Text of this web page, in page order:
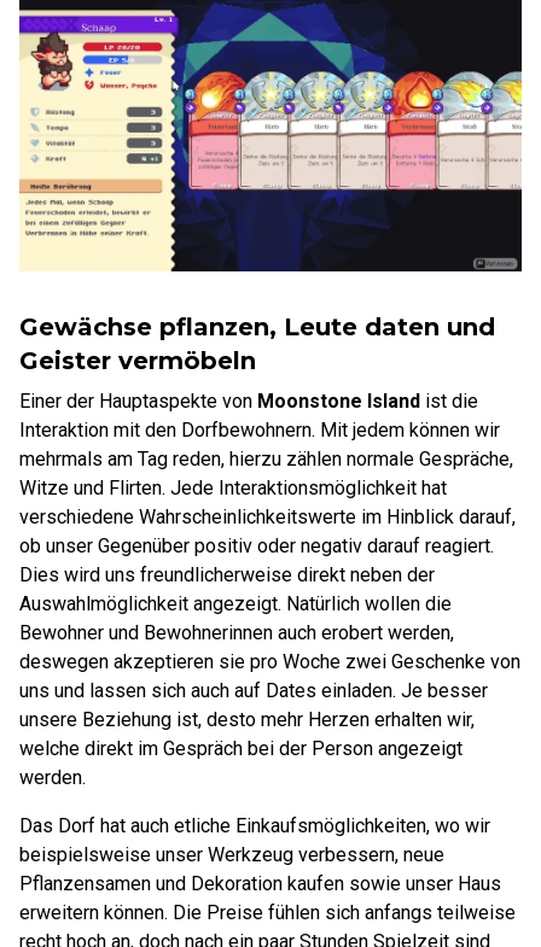
Gewächse pflanzen, Leute daten und
Geister vermöbeln
Einer der Hauptaspekte von Moonstone Island ist die
Interaktion mit den Dorfbewohnern. Mit jedem können wir
mehrmals am Tag reden, hierzu zählen normale Gespräche,
Witze und Flirten. Jede Interaktionsmöglichkeit hat
verschiedene Wahrscheinlichkeitswerte im Hinblick darauf,
ob unser Gegenüber positiv oder negativ darauf reagiert.
Dies wird uns freundlicherweise direkt neben der
Auswahlmöglichkeit angezeigt. Natürlich wollen die
Bewohner und Bewohnerinnen auch erobert werden,
deswegen akzeptieren sie pro Woche zwei Geschenke von
uns und lassen sich auch auf Dates einladen. Je besser
unsere Beziehung ist, desto mehr Herzen erhalten wir,
welche direkt im Gespräch bei der Person angezeigt
werden.
Das Dorf hat auch etliche Einkaufsmöglichkeiten, wo wir
beispielsweise unser Werkzeug verbessern, neue
Pflanzensamen und Dekoration kaufen sowie unser Haus
erweitern können. Die Preise fühlen sich anfangs teilweise
recht hoch an, doch nach ein paar Stunden Spielzeit sind